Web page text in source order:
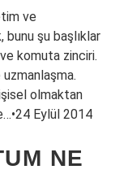
ve
bunu şu başlıklar
komuta zinciri.
olmaktan
Eylül 2014
NE